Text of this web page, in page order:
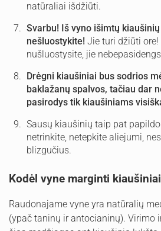
natūraliai išdžiūti.
Svarbu! Iš vyno išimtų
nešluostykite! Jie turi džiūti
nušluostysite, jie
Drėgni kiaušiniai bus sodrios
baklažanų spalvos, tačiau dar
pasirodys tik kiaušiniams
Sausų kiaušinių taip pat
netrinkite, netepkite aliejumi,
blizgučius.
Kodėl vyne marginti
Raudonajame vyne yra natūralių
(ypač taninų ir antocianinų). Virimo